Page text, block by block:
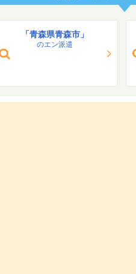
「青森県青森市」
のエン派遣